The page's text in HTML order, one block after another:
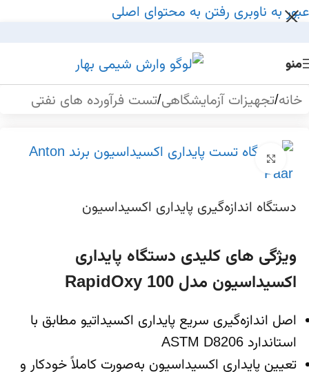
عبور به ناوبری رفتن به محتوای اصلی
منو
خانه/تجهیزات آزمایشگاهی/تست‌ فرآورده‌ های نفتی
بزرگنمایی تصویر
دستگاه اندازه‌گیری پایداری اکسیداسیون
ویژگی های کلیدی دستگاه پایداری
اکسیداسیون مدل 100 RapidOxy
اصل اندازه‌گیری سریع پایداری اکسیداتیو مطابق با
استاندارد ASTM D8206
تعیین پایداری اکسیداسیون به‌صورت کاملاً خودکار و